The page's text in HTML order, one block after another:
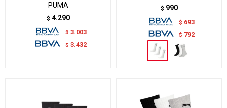
PUMA
$ 4.290
$ 3.003
$ 3.432
$ 990
$ 693
$ 792